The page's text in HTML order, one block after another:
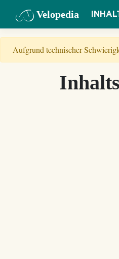
Velopedia
Aufgrund technischer